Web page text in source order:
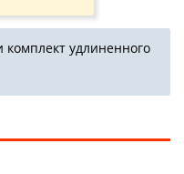
комплект удлиненного